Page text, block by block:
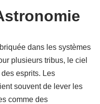
dans les systèmes
plusieurs tribus, le ciel
esprits. Les
souvent de lever les
comme des